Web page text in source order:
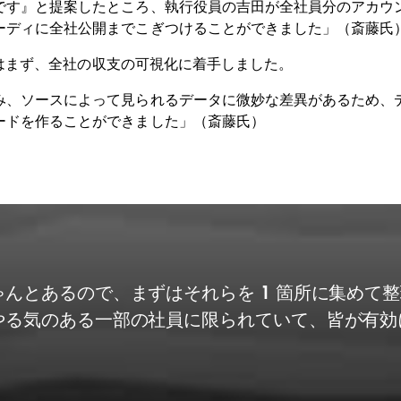
』と提案したところ、執行役員の吉田が全社員分のアカ
ィに全社公開までこぎつけることができました」（斎藤氏
ず、全社の収支の可視化に着手しました。
ソースによって見られるデータに微妙な差異があるため
を作ることができました」（斎藤氏）
とあるので、まずはそれらを 1 箇所に集めて
気のある一部の社員に限られていて、皆が有